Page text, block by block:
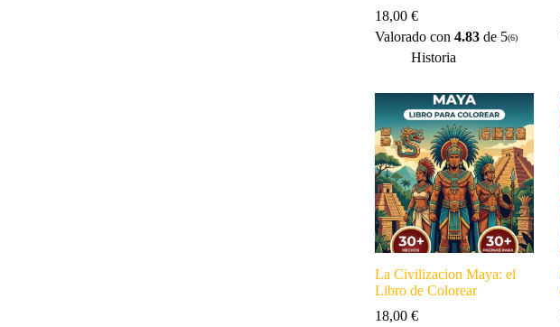
18,00 €
Valorado con 4.83de 5(6)
Historia
La Civilizacion Maya: el
Libro de Colorear
18,00 €